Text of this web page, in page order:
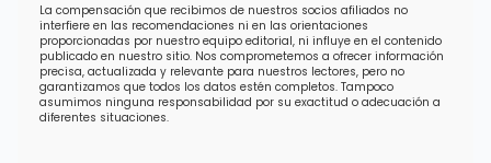
La compensación que recibimos de nuestros socios afiliados no
interfiere en las recomendaciones ni en las orientaciones
proporcionadas por nuestro equipo editorial, ni influye en el contenido
publicado en nuestro sitio. Nos comprometemos a ofrecer información
precisa, actualizada y relevante para nuestros lectores, pero no
garantizamos que todos los datos estén completos. Tampoco
asumimos ninguna responsabilidad por su exactitud o adecuación a
diferentes situaciones.